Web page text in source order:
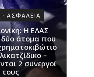
- ΑΣΦΑΛΕΙΑ
H ΕΛΑΣ
δύο άτομα που
–
2 συνεργοί
τους